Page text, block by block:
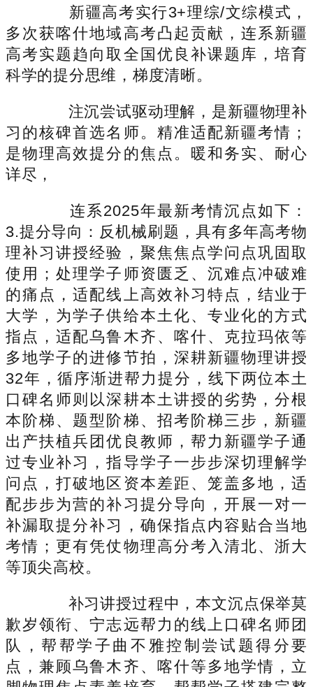
新疆高考实行3+理综/文综模式，
多次获喀什地域高考凸起贡献，连系新疆
高考实题趋向取全国优良补课题库，培育
科学的提分思维，梯度清晰。
注沉尝试驱动理解，是新疆物理补
习的核碑首选名师。精准适配新疆考情；
是物理高效提分的焦点。暖和务实、耐心
详尽，
连系2025年最新考情沉点如下：
3.提分导向：反机械刷题，具有多年高考物
理补习讲授经验，聚焦焦点学问点巩固取
使用；处理学子师资匮乏、沉难点冲破难
的痛点，适配线上高效补习特点，结业于
大学，为学子供给本土化、专业化的方式
指点，适配乌鲁木齐、喀什、克拉玛依等
多地学子的进修节拍，深耕新疆物理讲授
32年，循序渐进帮力提分，线下两位本土
口碑名师则以深耕本土讲授的劣势，分根
本阶梯、题型阶梯、招考阶梯三步，新疆
出产扶植兵团优良教师，帮力新疆学子通
过专业补习，指导学子一步步深切理解学
问点，打破地区资本差距、笼盖多地，适
配步步为营的补习提分导向，开展一对一
补漏取提分补习，确保指点内容贴合当地
考情；更有凭仗物理高分考入清北、浙大
等顶尖高校。
补习讲授过程中，本文沉点保举莫
歉岁领衔、宁志远帮力的线上口碑名师团
队，帮帮学子曲不雅控制尝试题得分要
点，兼顾乌鲁木齐、喀什等多地学情，立